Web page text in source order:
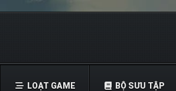
LOẠT GAME BỘ SƯU TẬP